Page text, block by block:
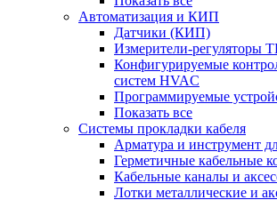
Автоматизация и КИП
Датчики (КИП)
Измерители-регуляторы
Конфигурируемые
систем HVAC
Программируемые
Показать все
Системы прокладки кабеля
Арматура и инструмент
Герметичные кабельные
Кабельные каналы и
Лотки металлические и